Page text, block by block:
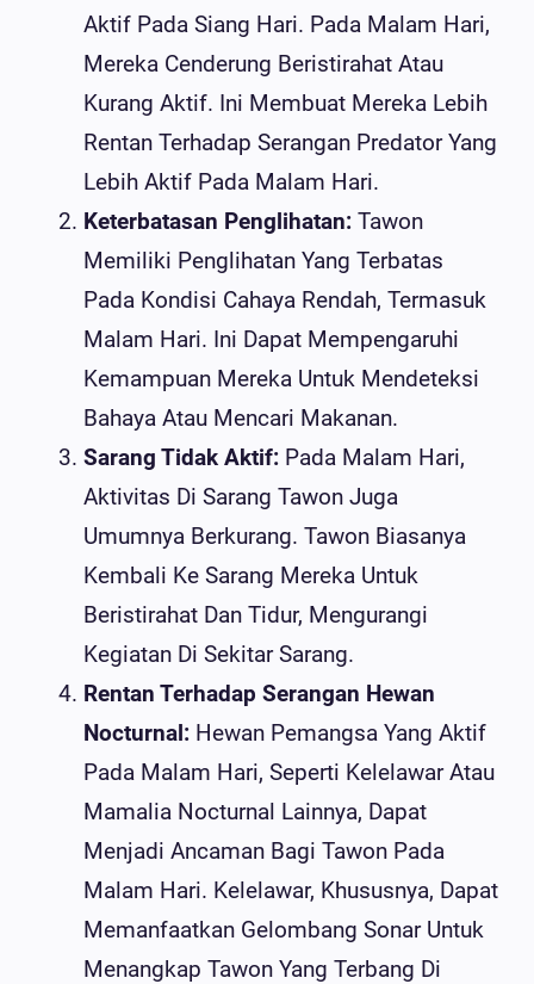
Aktif Pada Siang Hari. Pada Malam Hari,
Mereka Cenderung Beristirahat Atau
Kurang Aktif. Ini Membuat Mereka Lebih
Rentan Terhadap Serangan Predator Yang
Lebih Aktif Pada Malam Hari.
Keterbatasan Penglihatan: Tawon
Memiliki Penglihatan Yang Terbatas
Pada Kondisi Cahaya Rendah, Termasuk
Malam Hari. Ini Dapat Mempengaruhi
Kemampuan Mereka Untuk Mendeteksi
Bahaya Atau Mencari Makanan.
Sarang Tidak Aktif: Pada Malam Hari,
Aktivitas Di Sarang Tawon Juga
Umumnya Berkurang. Tawon Biasanya
Kembali Ke Sarang Mereka Untuk
Beristirahat Dan Tidur, Mengurangi
Kegiatan Di Sekitar Sarang.
Rentan Terhadap Serangan Hewan
Nocturnal: Hewan Pemangsa Yang Aktif
Pada Malam Hari, Seperti Kelelawar Atau
Mamalia Nocturnal Lainnya, Dapat
Menjadi Ancaman Bagi Tawon Pada
Malam Hari. Kelelawar, Khususnya, Dapat
Memanfaatkan Gelombang Sonar Untuk
Menangkap Tawon Yang Terbang Di